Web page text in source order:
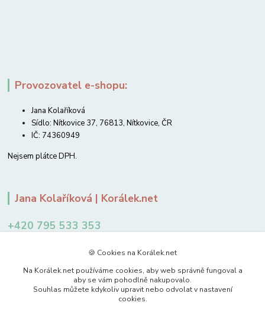
Provozovatel e-shopu:
Jana Kolaříková
Sídlo: Nítkovice 37, 76813, Nítkovice, ČR
IČ: 74360949
Nejsem plátce DPH.
Jana Kolaříková | Korálek.net
+420 795 533 353
🍪 Cookies na Korálek.net
Na Korálek.net používáme cookies, aby web správně fungoval a
aby se vám pohodlně nakupovalo.
Souhlas můžete kdykoliv upravit nebo odvolat v nastavení
cookies.